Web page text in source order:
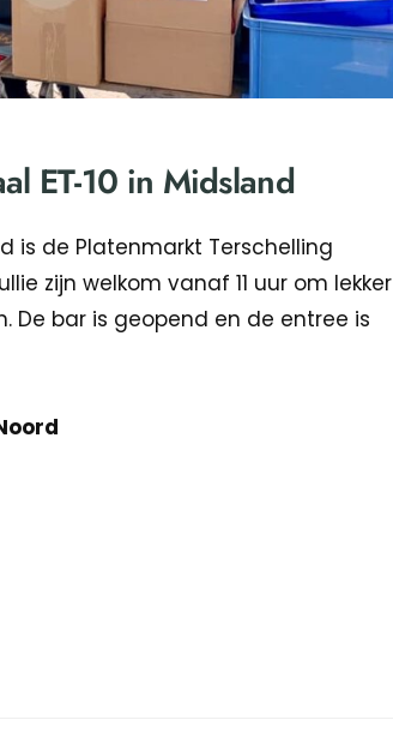
ET-10 in Midsland
is de Platenmarkt Terschelling
zijn welkom vanaf 11 uur om lekker
De bar is geopend en de entree is